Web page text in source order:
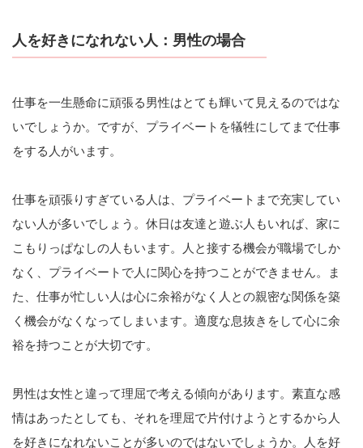
人を好きになれない人：男性の場合
仕事を一生懸命に頑張る男性はとても輝いて見えるのではな
いでしょうか。ですが、プライベートを犠牲にしてまで仕事
をする人がいます。
仕事を頑張りすぎている人は、プライベートまで充実してい
ない人が多いでしょう。休日は友達と遊ぶ人もいれば、家に
こもりっぱなしの人もいます。人と接する機会が職場でしか
なく、プライベートで人に関心を持つことができません。ま
た、仕事が忙しい人は心に余裕がなく人との親密な関係を築
く機会がなくなってしまいます。適度な息抜きをして心に余
裕を持つことが大切です。
男性は女性と違って理屈で考える傾向があります。素直な感
情はあったとしても、それを理屈で片付けようとするから人
を好きになれないことが多いのではないでしょうか。人を好